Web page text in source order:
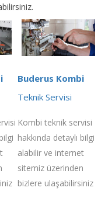
Buderus Kombi
Teknik Servisi
Kombi teknik servisi
hakkında detaylı bilgi
alabilir ve internet
sitemiz üzerinden
bizlere ulaşabilirsiniz